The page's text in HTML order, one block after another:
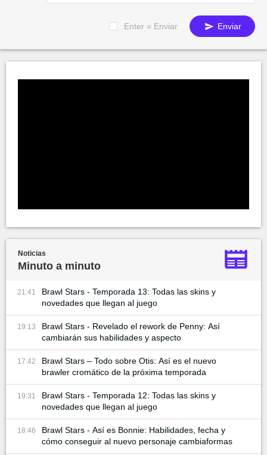
Enter = Enviar Enviar
Noticias
Minuto a minuto
21:41
Brawl Stars - Temporada 13: Todas las skins y
novedades que llegan al juego
19:13
Brawl Stars - Revelado el rework de Penny: Así
cambiarán sus habilidades y aspecto
17:42
Brawl Stars – Todo sobre Otis: Así es el nuevo
brawler cromático de la próxima temporada
19:31
Brawl Stars - Temporada 12: Todas las skins y
novedades que llegan al juego
18:46
Brawl Stars - Así es Bonnie: Habilidades, fecha y
cómo conseguir al nuevo personaje cambiaformas